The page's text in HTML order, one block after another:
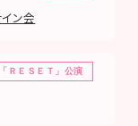
イン会
「ＲＥＳＥＴ」公演